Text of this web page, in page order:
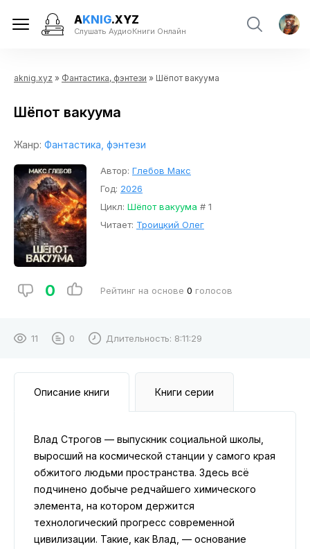
AKNIG.XYZ
Слушать АудиоКниги Онлайн
aknig.xyz » Фантастика, фэнтези » Шёпот вакуума
Шёпот вакуума
Жанр: Фантастика, фэнтези
Автор: Глебов Макс
Год: 2026
Цикл: Шёпот вакуума # 1
Читает: Троицкий Олег
0 Рейтинг на основе 0 голосов
11 0 Длительность: 8:11:29
Описание книги Книги серии
Влад Строгов — выпускник социальной школы,
выросший на космической станции у самого края
обжитого людьми пространства. Здесь всё
подчинено добыче редчайшего химического
элемента, на котором держится
технологический прогресс современной
цивилизации. Такие, как Влад, — основание